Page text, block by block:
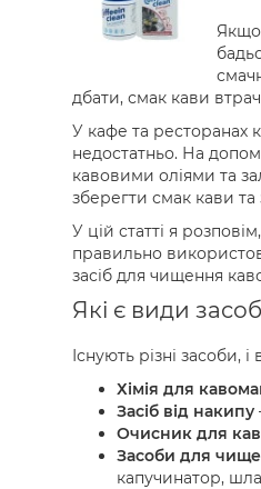
Якщо
дбати, смак кави
У кафе та ресторанах
недостатньо. На
кавовими оліями та
зберегти смак кави
У цій статті я
правильно
засіб для чищення
Які є види
Існують різні засоби,
Хімія для
Засіб від накипу
Очисник для
Засоби для
капучинатор,